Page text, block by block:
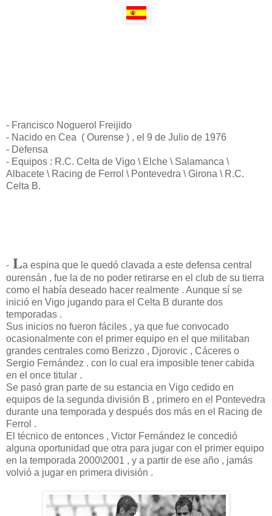
- Francisco Noguerol Freijido
- Nacido en Cea ( Ourense ) , el 9 de Julio de 1976
- Defensa
- Equipos : R.C. Celta de Vigo \ Elche \ Salamanca \
Albacete \ Racing de Ferrol \ Pontevedra \ Girona \ R.C.
Celta B.
- La espina que le quedó clavada a este defensa central
ourensán , fue la de no poder retirarse en el club de su tierra
como el había deseado hacer realmente . Aunque sí se
inició en Vigo jugando para el Celta B durante dos
temporadas .
Sus inicios no fueron fáciles , ya que fue convocado
ocasionalmente con el primer equipo en el que militaban
grandes centrales como Berizzo , Djorovic , Cáceres o
Sergio Fernández . con lo cual era imposible tener cabida
en el once titular .
Se pasó gran parte de su estancia en Vigo cedido en
equipos de la segunda división B , primero en el Pontevedra
durante una temporada y después dos más en el Racing de
Ferrol .
El técnico de entonces , Victor Fernández le concedió
alguna oportunidad que otra para jugar con el primer equipo
en la temporada 2000\2001 , y a partir de ese año , jamás
volvió a jugar en primera división .